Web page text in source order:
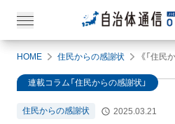
HOME 住民からの感謝状
連載コラム「住民からの感謝状」
住民からの感謝状 2025.03.21